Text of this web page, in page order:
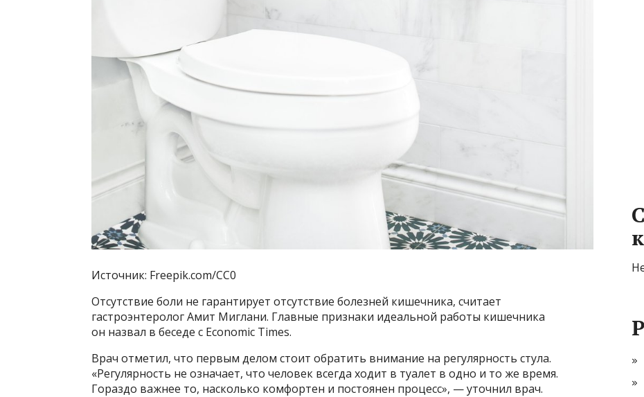
Источник: Freepik.com/CC0
Отсутствие боли не гарантирует отсутствие болезней кишечника, считает
гастроэнтеролог Амит Миглани. Главные признаки идеальной работы кишечника
он назвал в беседе с Economic Times.
Врач отметил, что первым делом стоит обратить внимание на регулярность стула.
«Регулярность не означает, что человек всегда ходит в туалет в одно и то же время.
Гораздо важнее то, насколько комфортен и постоянен процесс», — уточнил врач.